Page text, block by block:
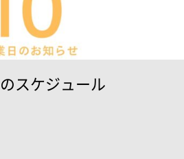
スケジュール